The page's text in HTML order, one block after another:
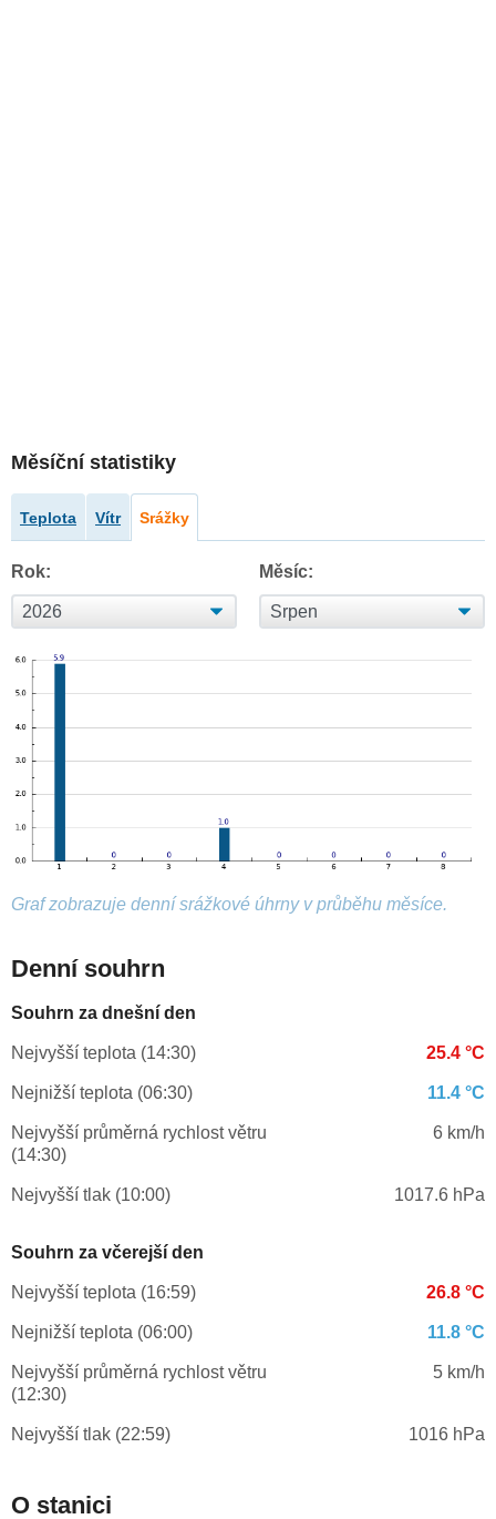
Měsíční statistiky
Teplota Vítr Srážky
Rok: Měsíc:
Graf zobrazuje denní srážkové úhrny v průběhu měsíce.
Denní souhrn
Souhrn za dnešní den
Nejvyšší teplota (14:30) 25.4 °C
Nejnižší teplota (06:30) 11.4 °C
Nejvyšší průměrná rychlost větru
(14:30)
6 km/h
Nejvyšší tlak (10:00) 1017.6 hPa
Souhrn za včerejší den
Nejvyšší teplota (16:59) 26.8 °C
Nejnižší teplota (06:00) 11.8 °C
Nejvyšší průměrná rychlost větru
(12:30)
5 km/h
Nejvyšší tlak (22:59) 1016 hPa
O stanici